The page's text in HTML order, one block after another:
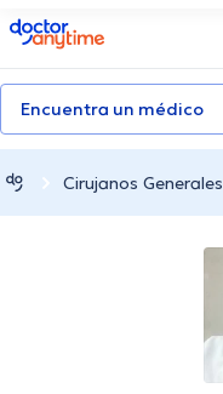
doctoranytime
Encuentra un médico
Cirujanos Generales